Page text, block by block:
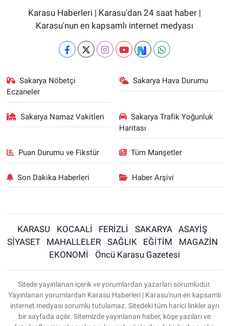
Karasu Haberleri | Karasu'dan 24 saat haber |
Karasu'nun en kapsamlı internet medyası
Sakarya Nöbetçi
Eczaneler
Sakarya Hava Durumu
Sakarya Namaz Vakitleri
Sakarya Trafik Yoğunluk
Haritası
Puan Durumu ve Fikstür Tüm Manşetler
Son Dakika Haberleri Haber Arşivi
KARASU KOCAALİ FERİZLİ SAKARYA
ASAYİŞ
SİYASET
MAHALLELER SAĞLIK EĞİTİM
MAGAZİN
EKONOMİ
Öncü Karasu Gazetesi
Sitede yayınlanan içerik ve yorumlardan yazarları sorumludur.
Yayınlanan yorumlardan Karasu Haberleri | Karasu'nun en kapsamlı
internet medyası sorumlu tutulamaz. Sitedeki tüm harici linkler ayrı
bir sayfada açılır. Sitemizde yayınlanan haber, köşe yazıları ve